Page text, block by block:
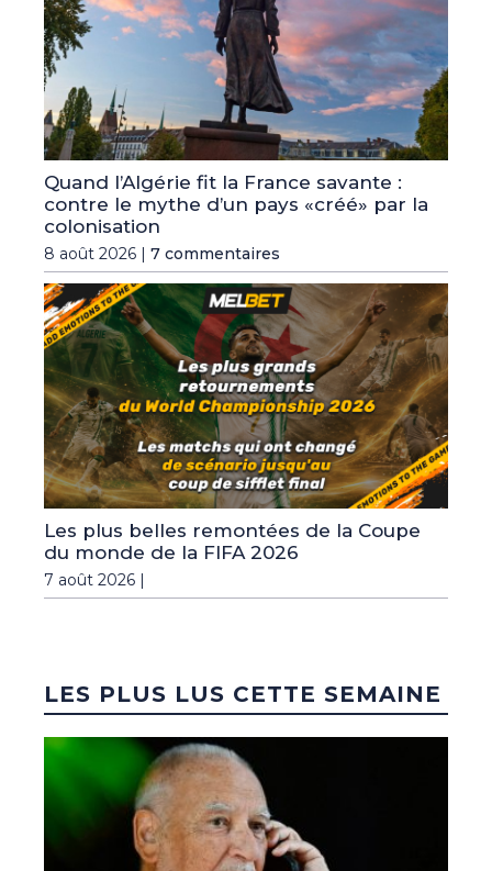
Quand l’Algérie fit la France savante :
contre le mythe d’un pays «créé» par la
colonisation
8 août 2026 | 7 commentaires
Les plus belles remontées de la Coupe
du monde de la FIFA 2026
7 août 2026 |
LES PLUS LUS CETTE SEMAINE